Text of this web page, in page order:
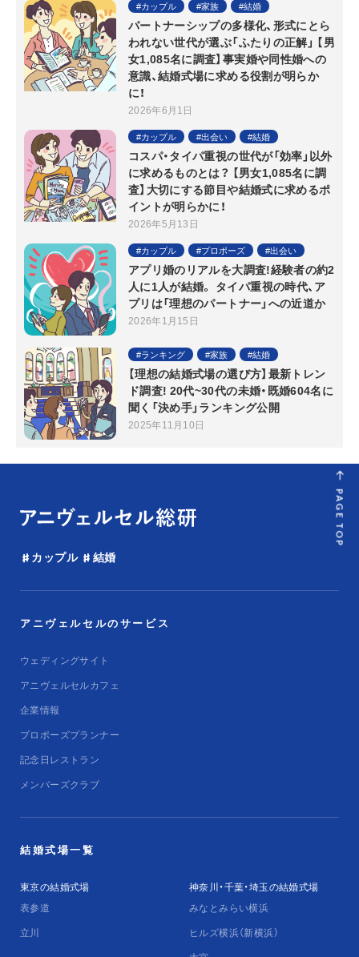
カップル 家族 結婚
パートナーシップの多様化、形式にとら
われない世代が選ぶ「ふたりの正解」 【男
女1,085名に調査】事実婚や同性婚への
意識、結婚式場に求める役割が明らか
に！
2026年6月1日
カップル 出会い 結婚
コスパ・タイパ重視の世代が「効率」以外
に求めるものとは？ 【男女1,085名に調
査】大切にする節目や結婚式に求めるポ
イントが明らかに！
2026年5月13日
カップル プロポーズ 出会い
アプリ婚のリアルを大調査!経験者の約2
人に1人が結婚。 タイパ重視の時代、ア
プリは「理想のパートナー」への近道か
2026年1月15日
ランキング 家族 結婚
【理想の結婚式場の選び方】最新トレン
ド調査! 20代~30代の未婚・既婚604名に
聞く「決め手」ランキング公開
2025年11月10日
PAGE TOP
カップル 結婚
アニヴェルセルのサービス
ウェディングサイト
アニヴェルセルカフェ
企業情報
プロポーズプランナー
記念日レストラン
メンバーズクラブ
結婚式場一覧
東京の結婚式場
表参道
立川
神奈川・千葉・埼玉の結婚式場
みなとみらい横浜
ヒルズ横浜（新横浜）